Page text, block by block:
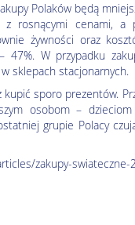
Polaków będą
rosnącymi cenami, a
żywności oraz
W przypadku
sklepach stacjonarnych.
sporo prezentów.
osobom –
grupie Polacy
zakupy-swiateczne-